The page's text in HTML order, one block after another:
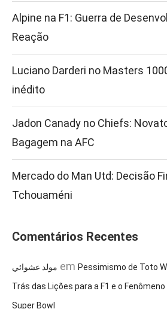
Alpine na F1: Guerra de
Reação
Luciano Darderi no Masters
inédito
Jadon Canady no Chiefs:
Bagagem na AFC
Mercado do Man Utd: Decisão
Tchouaméni
Comentários Recentes
مولد عشوائي em Pessimismo de Toto
Trás das Lições para a F1 e o
Super Bowl